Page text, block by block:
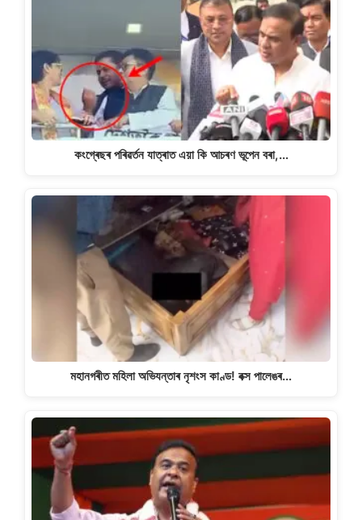
কংগ্ৰেছৰ পৰিৱৰ্তন যাত্ৰাত এয়া কি আচৰণ ভূপেন বৰা,…
মহানগৰীত মহিলা অভিযন্তাৰ নৃশংস কাণ্ড! বক্স পালেঙৰ…